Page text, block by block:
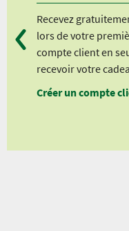
Recevez
lors de votre
compte client en
recevoir votre
Créer un compte